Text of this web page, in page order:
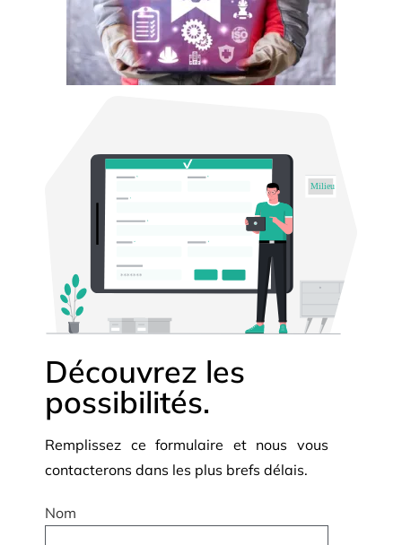
Découvrez les
possibilités.
Remplissez ce formulaire et nous vous
contacterons dans les plus brefs délais.
Nom